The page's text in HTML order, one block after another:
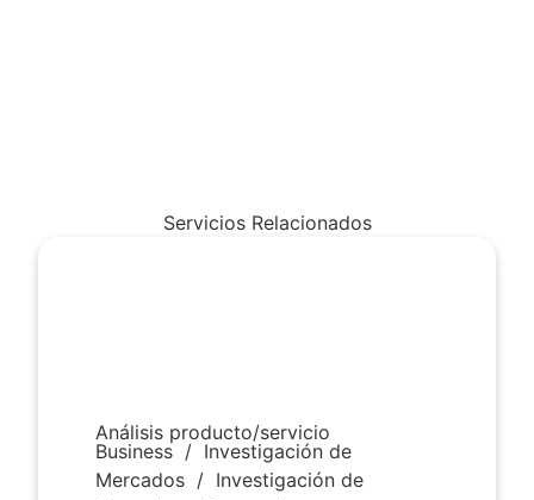
Servicios Relacionados
Análisis producto/servicio
Business / Investigación de
Mercados / Investigación de